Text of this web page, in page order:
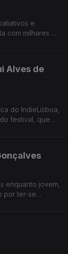
e
com milhares de
Alves de
do IndieLisboa,
festival, que
enquanto jovem,
por ter-se